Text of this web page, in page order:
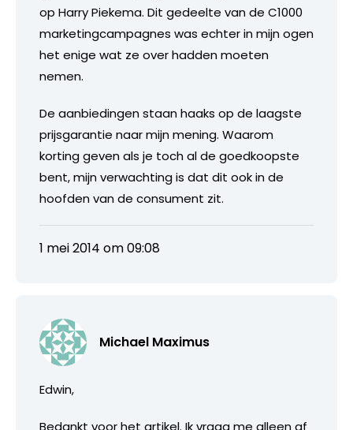
op Harry Piekema. Dit gedeelte van de C1000
marketingcampagnes was echter in mijn ogen
het enige wat ze over hadden moeten
nemen.
De aanbiedingen staan haaks op de laagste
prijsgarantie naar mijn mening. Waarom
korting geven als je toch al de goedkoopste
bent, mijn verwachting is dat dit ook in de
hoofden van de consument zit.
1 mei 2014 om 09:08
Michael Maximus
Edwin,
Bedankt voor het artikel. Ik vraag me alleen af